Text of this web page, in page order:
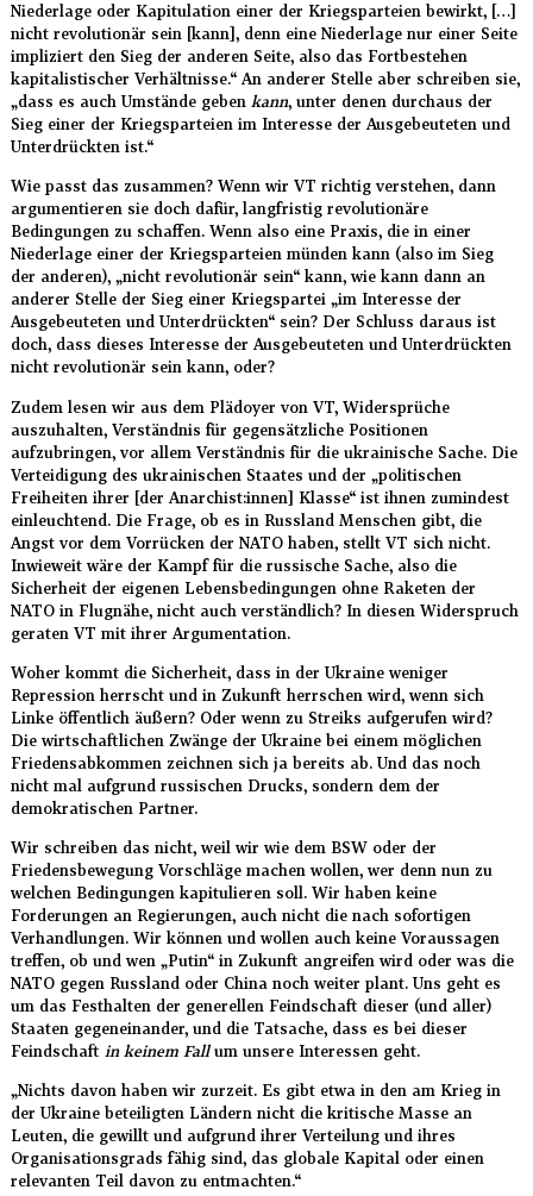
Niederlage oder Kapitulation einer der Kriegsparteien bewirkt, […]
nicht revolutionär sein [kann], denn eine Niederlage nur einer Seite
impliziert den Sieg der anderen Seite, also das Fortbestehen
kapitalistischer Verhältnisse.“ An anderer Stelle aber schreiben sie,
„dass es auch Umstände geben kann, unter denen durchaus der
Sieg einer der Kriegsparteien im Interesse der Ausgebeuteten und
Unterdrückten ist.“
Wie passt das zusammen? Wenn wir VT richtig verstehen, dann
argumentieren sie doch dafür, langfristig revolutionäre
Bedingungen zu schaffen. Wenn also eine Praxis, die in einer
Niederlage einer der Kriegsparteien münden kann (also im Sieg
der anderen), „nicht revolutionär sein“ kann, wie kann dann an
anderer Stelle der Sieg einer Kriegspartei „im Interesse der
Ausgebeuteten und Unterdrückten“ sein? Der Schluss daraus ist
doch, dass dieses Interesse der Ausgebeuteten und Unterdrückten
nicht revolutionär sein kann, oder?
Zudem lesen wir aus dem Plädoyer von VT, Widersprüche
auszuhalten, Verständnis für gegensätzliche Positionen
aufzubringen, vor allem Verständnis für die ukrainische Sache. Die
Verteidigung des ukrainischen Staates und der „politischen
Freiheiten ihrer [der Anarchist:innen] Klasse“ ist ihnen zumindest
einleuchtend. Die Frage, ob es in Russland Menschen gibt, die
Angst vor dem Vorrücken der NATO haben, stellt VT sich nicht.
Inwieweit wäre der Kampf für die russische Sache, also die
Sicherheit der eigenen Lebensbedingungen ohne Raketen der
NATO in Flugnähe, nicht auch verständlich? In diesen Widerspruch
geraten VT mit ihrer Argumentation.
Woher kommt die Sicherheit, dass in der Ukraine weniger
Repression herrscht und in Zukunft herrschen wird, wenn sich
Linke öffentlich äußern? Oder wenn zu Streiks aufgerufen wird?
Die wirtschaftlichen Zwänge der Ukraine bei einem möglichen
Friedensabkommen zeichnen sich ja bereits ab. Und das noch
nicht mal aufgrund russischen Drucks, sondern dem der
demokratischen Partner.
Wir schreiben das nicht, weil wir wie dem BSW oder der
Friedensbewegung Vorschläge machen wollen, wer denn nun zu
welchen Bedingungen kapitulieren soll. Wir haben keine
Forderungen an Regierungen, auch nicht die nach sofortigen
Verhandlungen. Wir können und wollen auch keine Voraussagen
treffen, ob und wen „Putin“ in Zukunft angreifen wird oder was die
NATO gegen Russland oder China noch weiter plant. Uns geht es
um das Festhalten der generellen Feindschaft dieser (und aller)
Staaten gegeneinander, und die Tatsache, dass es bei dieser
Feindschaft in keinem Fallum unsere Interessen geht.
„Nichts davon haben wir zurzeit. Es gibt etwa in den am Krieg in
der Ukraine beteiligten Ländern nicht die kritische Masse an
Leuten, die gewillt und aufgrund ihrer Verteilung und ihres
Organisationsgrads fähig sind, das globale Kapital oder einen
relevanten Teil davon zu entmachten.“